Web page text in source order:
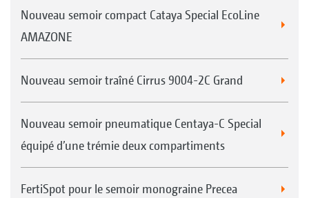
Nouveau semoir compact Cataya Special EcoLine
AMAZONE
Nouveau semoir traîné Cirrus 9004-2C Grand
Nouveau semoir pneumatique Centaya-C Special
équipé d’une trémie deux compartiments
FertiSpot pour le semoir monograine Precea